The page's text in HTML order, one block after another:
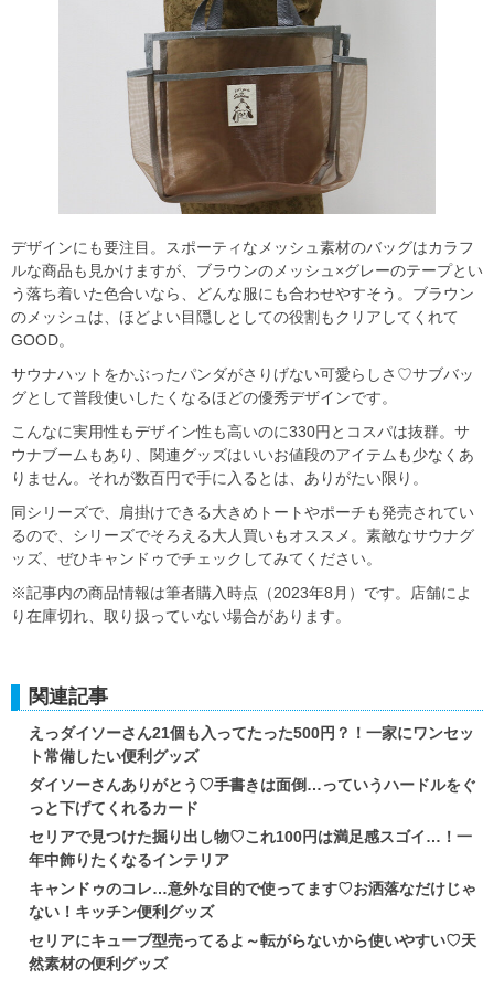
デザインにも要注目。スポーティなメッシュ素材のバッグはカラフ
ルな商品も見かけますが、ブラウンのメッシュ×グレーのテープとい
う落ち着いた色合いなら、どんな服にも合わせやすそう。ブラウン
のメッシュは、ほどよい目隠しとしての役割もクリアしてくれて
GOOD。
サウナハットをかぶったパンダがさりげない可愛らしさ♡サブバッ
グとして普段使いしたくなるほどの優秀デザインです。
こんなに実用性もデザイン性も高いのに330円とコスパは抜群。サ
ウナブームもあり、関連グッズはいいお値段のアイテムも少なくあ
りません。それが数百円で手に入るとは、ありがたい限り。
同シリーズで、肩掛けできる大きめトートやポーチも発売されてい
るので、シリーズでそろえる大人買いもオススメ。素敵なサウナグ
ッズ、ぜひキャンドゥでチェックしてみてください。
※記事内の商品情報は筆者購入時点（2023年8月）です。店舗によ
り在庫切れ、取り扱っていない場合があります。
関連記事
えっダイソーさん21個も入ってたった500円？！一家にワンセッ
ト常備したい便利グッズ
ダイソーさんありがとう♡手書きは面倒…っていうハードルをぐ
っと下げてくれるカード
セリアで見つけた掘り出し物♡これ100円は満足感スゴイ…！一
年中飾りたくなるインテリア
キャンドゥのコレ…意外な目的で使ってます♡お洒落なだけじゃ
ない！キッチン便利グッズ
セリアにキューブ型売ってるよ～転がらないから使いやすい♡天
然素材の便利グッズ